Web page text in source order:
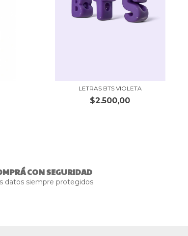
LETRAS BTS VIOLETA
$2.500,00
CON SEGURIDAD
datos siempre protegidos